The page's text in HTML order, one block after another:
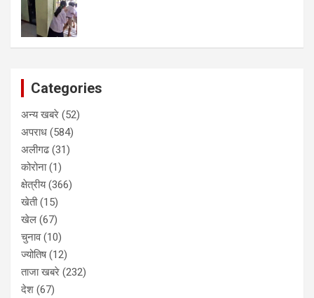
Categories
अन्य खबरे (52)
अपराध (584)
अलीगढ(31)
कोरोना(1)
क्षेत्रीय(366)
खेती(15)
खेल (67)
चुनाव(10)
ज्योतिष(12)
ताजा खबरे (232)
देश (67)